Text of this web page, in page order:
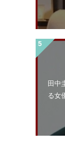
田中
る女